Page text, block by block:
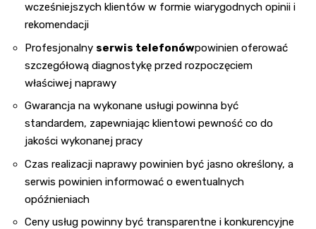
wcześniejszych klientów w formie wiarygodnych opinii i
rekomendacji
Profesjonalny serwis telefonówpowinien oferować
szczegółową diagnostykę przed rozpoczęciem
właściwej naprawy
Gwarancja na wykonane usługi powinna być
standardem, zapewniając klientowi pewność co do
jakości wykonanej pracy
Czas realizacji naprawy powinien być jasno określony, a
serwis powinien informować o ewentualnych
opóźnieniach
Ceny usług powinny być transparentne i konkurencyjne